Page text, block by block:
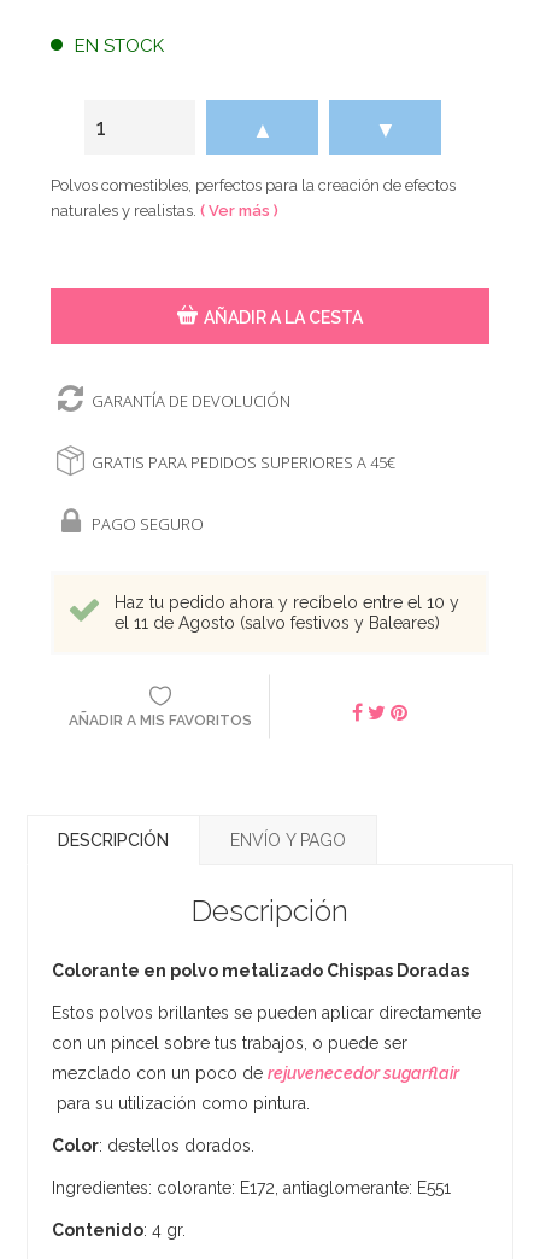
EN STOCK
▲ ▼
Polvos comestibles, perfectos para la creación de efectos
naturales y realistas.( Ver más )
AÑADIR A LA CESTA
GARANTÍA DE DEVOLUCIÓN
GRATIS PARA PEDIDOS SUPERIORES A 45€
PAGO SEGURO
Haz tu pedido ahora y recíbelo entre el 10 y
el 11 de Agosto (salvo festivos y Baleares)
AÑADIR A MIS FAVORITOS
DESCRIPCIÓN ENVÍO Y PAGO
Descripción
Colorante en polvo metalizado Chispas Doradas
Estos polvos brillantes se pueden aplicar directamente
con un pincel sobre tus trabajos, o puede ser
mezclado con un poco derejuvenecedor sugarflair
para su utilización como pintura.
Color: destellos dorados.
Ingredientes: colorante: E172, antiaglomerante: E551
Contenido: 4 gr.